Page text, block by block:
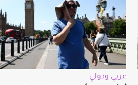
عربي ودولي